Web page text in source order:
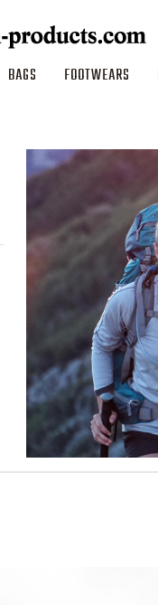
BAGS FOOTWEARS